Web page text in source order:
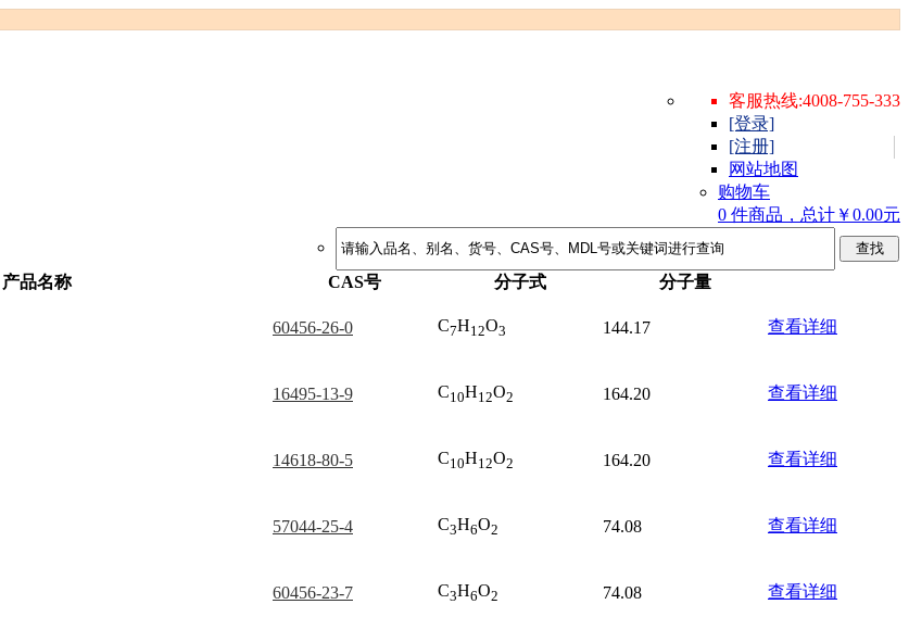
客服热线:4008-755-333
[登录]
[注册]
网站地图
购物车
0 件商品，总计￥0.00元
产品名称 CAS号 分子式 分子量
60456-26-0 C7H12O3 144.17 查看详细
16495-13-9 C10H12O2 164.20 查看详细
14618-80-5 C10H12O2 164.20 查看详细
57044-25-4 C3H6O2 74.08 查看详细
60456-23-7 C3H6O2 74.08 查看详细